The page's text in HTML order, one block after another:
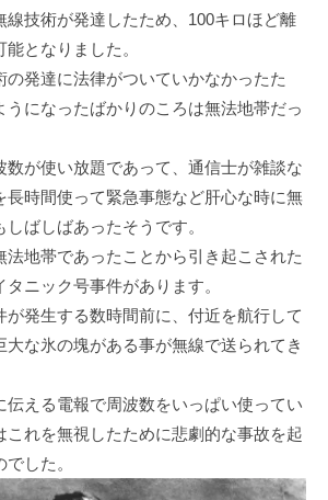
線技術が発達したため、100キロほど離
となりました。
の発達に法律がついていかなかったた
うになったばかりのころは無法地帯だっ
数が使い放題であって、通信士が雑談な
長時間使って緊急事態など肝心な時に無
ばしばあったそうです。
法地帯であったことから引き起こされた
ニック号事件があります。
が発生する数時間前に、付近を航行して
大な氷の塊がある事が無線で送られてき
伝える電報で周波数をいっぱい使ってい
これを無視したために悲劇的な事故を起
した。